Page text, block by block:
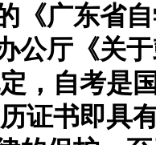
《广东省
公厅《关
，自考是
证书即具